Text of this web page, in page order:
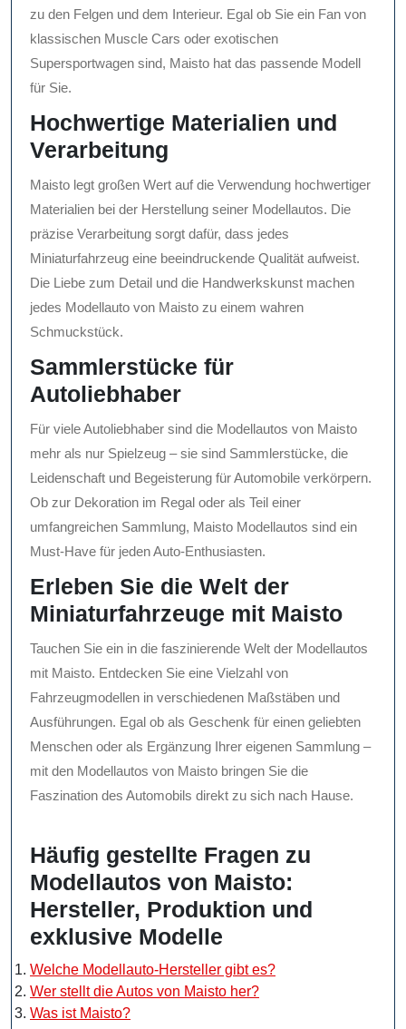
zu den Felgen und dem Interieur. Egal ob Sie ein Fan von
klassischen Muscle Cars oder exotischen
Supersportwagen sind, Maisto hat das passende Modell
für Sie.
Hochwertige Materialien und
Verarbeitung
Maisto legt großen Wert auf die Verwendung hochwertiger
Materialien bei der Herstellung seiner Modellautos. Die
präzise Verarbeitung sorgt dafür, dass jedes
Miniaturfahrzeug eine beeindruckende Qualität aufweist.
Die Liebe zum Detail und die Handwerkskunst machen
jedes Modellauto von Maisto zu einem wahren
Schmuckstück.
Sammlerstücke für
Autoliebhaber
Für viele Autoliebhaber sind die Modellautos von Maisto
mehr als nur Spielzeug – sie sind Sammlerstücke, die
Leidenschaft und Begeisterung für Automobile verkörpern.
Ob zur Dekoration im Regal oder als Teil einer
umfangreichen Sammlung, Maisto Modellautos sind ein
Must-Have für jeden Auto-Enthusiasten.
Erleben Sie die Welt der
Miniaturfahrzeuge mit Maisto
Tauchen Sie ein in die faszinierende Welt der Modellautos
mit Maisto. Entdecken Sie eine Vielzahl von
Fahrzeugmodellen in verschiedenen Maßstäben und
Ausführungen. Egal ob als Geschenk für einen geliebten
Menschen oder als Ergänzung Ihrer eigenen Sammlung –
mit den Modellautos von Maisto bringen Sie die
Faszination des Automobils direkt zu sich nach Hause.
Häufig gestellte Fragen zu
Modellautos von Maisto:
Hersteller, Produktion und
exklusive Modelle
Welche Modellauto-Hersteller gibt es?
Wer stellt die Autos von Maisto her?
Was ist Maisto?